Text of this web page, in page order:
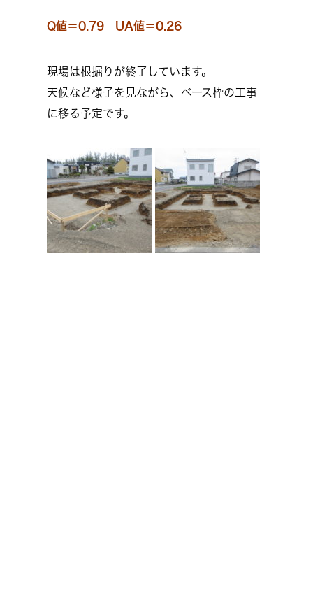
Q値＝0.79 UA値＝0.26
現場は根掘りが終了しています。
天候など様子を見ながら、ベース枠の工事
に移る予定です。